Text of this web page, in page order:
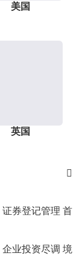
美国
英国

证券登记管理 首
企业投资尽调 境